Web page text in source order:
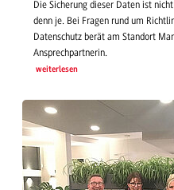
Die Sicherung dieser Daten ist
denn je. Bei Fragen rund um
Datenschutz berät am Standort
Ansprechpartnerin.
weiterlesen